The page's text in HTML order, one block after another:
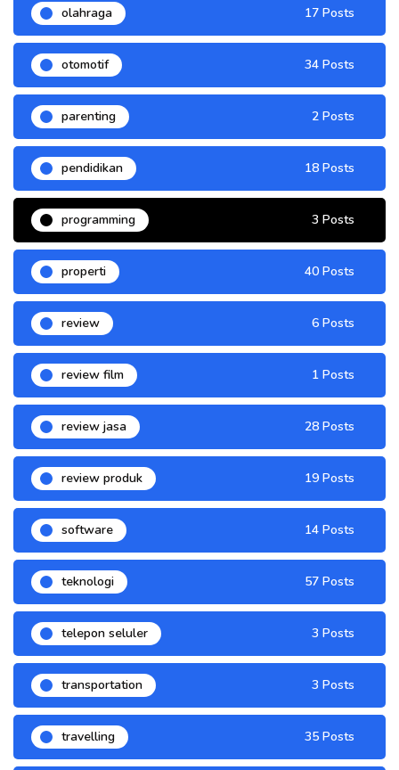
olahraga 17 Posts
otomotif 34 Posts
parenting 2 Posts
pendidikan 18 Posts
programming 3 Posts
properti 40 Posts
review 6 Posts
review film 1 Posts
review jasa 28 Posts
review produk 19 Posts
software 14 Posts
teknologi 57 Posts
telepon seluler 3 Posts
transportation 3 Posts
travelling 35 Posts